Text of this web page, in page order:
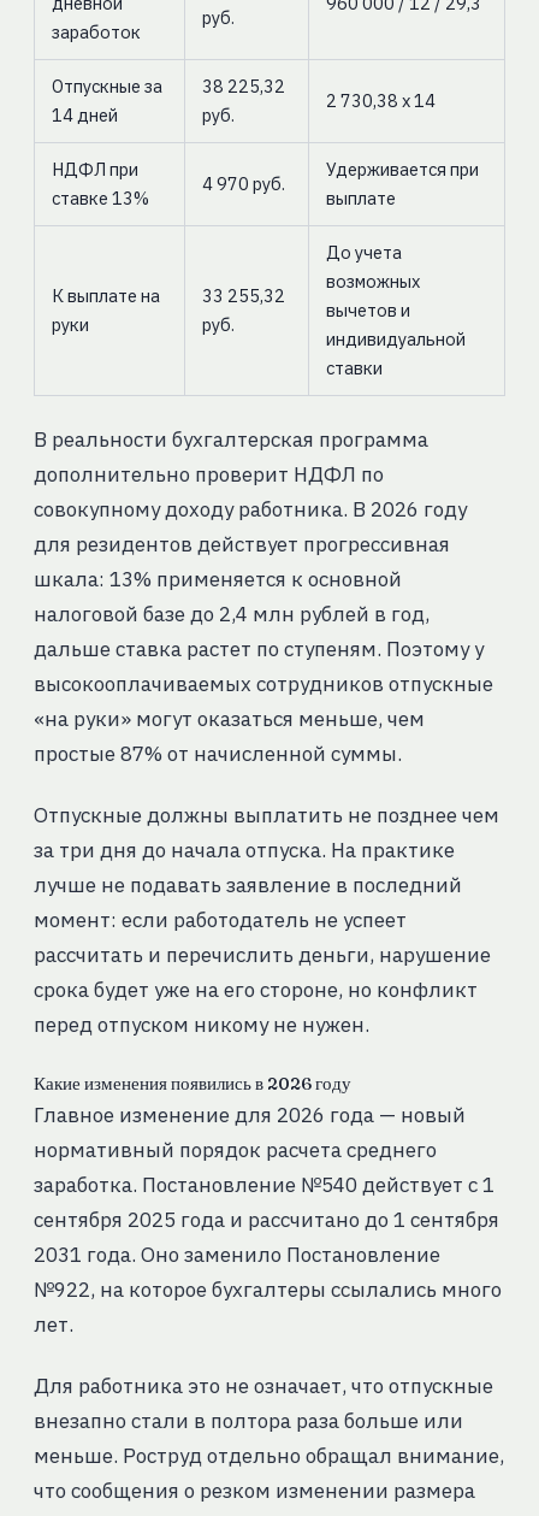
заработок
руб.
Отпускные за
14 дней
38 225,32
руб.
2 730,38 x 14
НДФЛ при
ставке 13%
4 970 руб.
Удерживается при
выплате
К выплате на
руки
33 255,32
руб.
До учета
возможных
вычетов и
индивидуальной
ставки
В реальности бухгалтерская программа
дополнительно проверит НДФЛ по
совокупному доходу работника. В 2026 году
для резидентов действует прогрессивная
шкала: 13% применяется к основной
налоговой базе до 2,4 млн рублей в год,
дальше ставка растет по ступеням. Поэтому у
высокооплачиваемых сотрудников отпускные
«на руки» могут оказаться меньше, чем
простые 87% от начисленной суммы.
Отпускные должны выплатить не позднее чем
за три дня до начала отпуска. На практике
лучше не подавать заявление в последний
момент: если работодатель не успеет
рассчитать и перечислить деньги, нарушение
срока будет уже на его стороне, но конфликт
перед отпуском никому не нужен.
Какие изменения появились в 2026 году
Главное изменение для 2026 года — новый
нормативный порядок расчета среднего
заработка. Постановление №540 действует с 1
сентября 2025 года и рассчитано до 1 сентября
2031 года. Оно заменило Постановление
№922, на которое бухгалтеры ссылались много
лет.
Для работника это не означает, что отпускные
внезапно стали в полтора раза больше или
меньше. Роструд отдельно обращал внимание,
что сообщения о резком изменении размера